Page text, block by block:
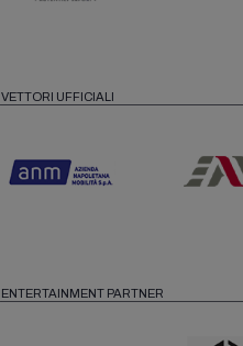
VETTORI UFFICIALI
ENTERTAINMENT PARTNER